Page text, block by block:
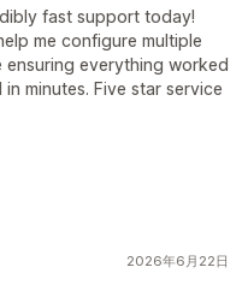
fast support today!
me configure multiple
ensuring everything worked
minutes. Five star service
2026年6月22日